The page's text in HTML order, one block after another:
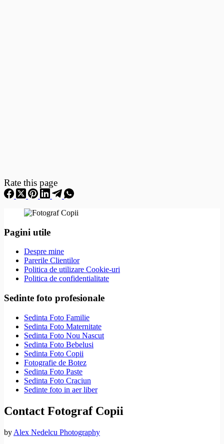
Rate this page
Pagini utile
Despre mine
Parerile Clientilor
Politica de utilizare Cookie-uri
Politica de confidentialitate
Sedinte foto profesionale
Sedinta Foto Familie
Sedinta Foto Maternitate
Sedinta Foto Nou Nascut
Sedinta Foto Bebelusi
Sedinta Foto Copii
Fotografie de Botez
Sedinta Foto Paste
Sedinta Foto Craciun
Sedinte foto in aer liber
Contact Fotograf Copii
by Alex Nedelcu Photography